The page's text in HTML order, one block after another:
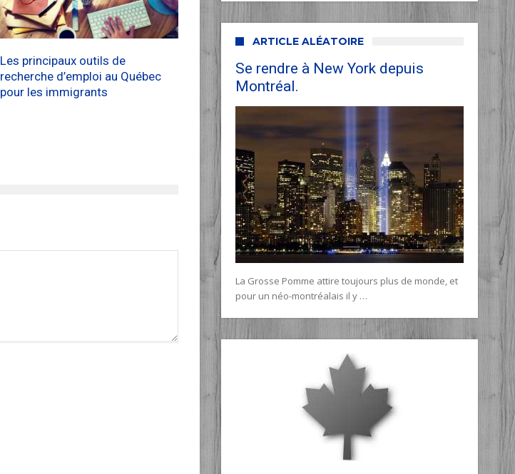
Les principaux outils de
recherche d’emploi au Québec
pour les immigrants
ARTICLE ALÉATOIRE
Se rendre à New York depuis
Montréal.
La Grosse Pomme attire toujours plus de monde, et
pour un néo-montréalais il y …